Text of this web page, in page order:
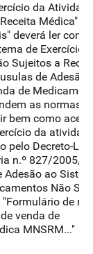
da
Médica" Ao
deverá ler com
de Exercício
Sujeitos a
de Adesão
de
as normas
bem como aceita
da
pelo Decreto-Lei
n.º 827/2005,
Adesão ao
Não
de
venda de
MNSRM..."